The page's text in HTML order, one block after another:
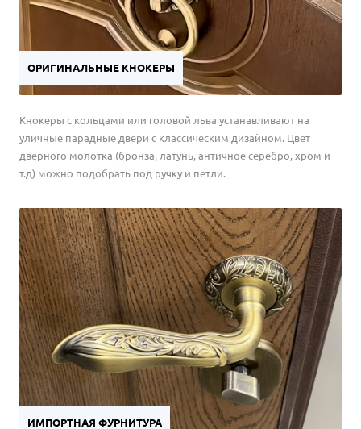
ОРИГИНАЛЬНЫЕ КНОКЕРЫ
Кнокеры с кольцами или головой льва устанавливают на
уличные парадные двери с классическим дизайном. Цвет
дверного молотка (бронза, латунь, античное серебро, хром и
т.д) можно подобрать под ручку и петли.
ИМПОРТНАЯ ФУРНИТУРА